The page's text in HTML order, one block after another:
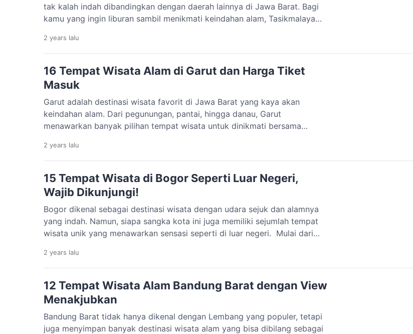
tak kalah indah dibandingkan dengan daerah lainnya di Jawa Barat. Bagi
kamu yang ingin liburan sambil menikmati keindahan alam, Tasikmalaya
bisa dijelajahi! Yuk, intip tempat wisata alam di Tasikmalaya yang lagi hits,
lengkap dengan fasilitas, jam operasional, […]
2 years lalu
16 Tempat Wisata Alam di Garut dan Harga Tiket
Masuk
Garut adalah destinasi wisata favorit di Jawa Barat yang kaya akan
keindahan alam. Dari pegunungan, pantai, hingga danau, Garut
menawarkan banyak pilihan tempat wisata untuk dinikmati bersama
Garut. Yuk, simak dan siapkan rencana liburanmu! Rekomendasi Tempat
Wisata Alam di Garut Tempat wisata alam […]
2 years lalu
15 Tempat Wisata di Bogor Seperti Luar Negeri,
Wajib Dikunjungi!
Bogor dikenal sebagai destinasi wisata dengan udara sejuk dan alamnya
yang indah. Namun, siapa sangka kota ini juga memiliki sejumlah tempat
wisata unik yang menawarkan sensasi seperti di luar negeri. Mulai dari
tempat liburan yang Instagramable dan cocok dikunjungi bersama
keluarga atau teman-teman. Yuk, simak daftar […]
2 years lalu
12 Tempat Wisata Alam Bandung Barat dengan View
Menakjubkan
Bandung Barat tidak hanya dikenal dengan Lembang yang populer, tetapi
juga menyimpan banyak destinasi wisata alam yang bisa dibilang sebagai